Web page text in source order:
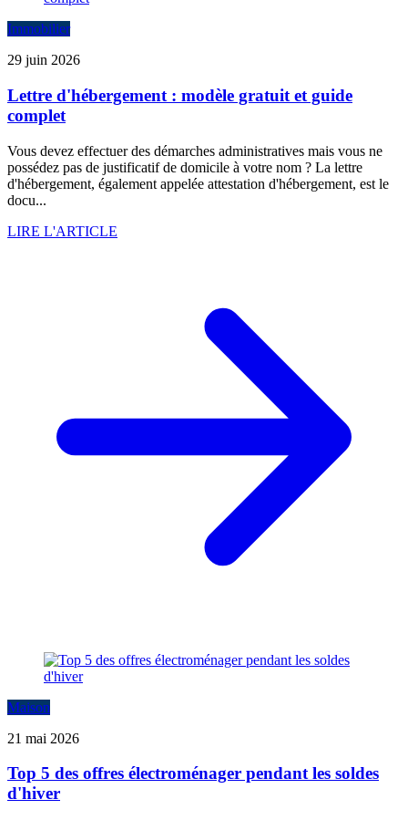
Immobilier
29 juin 2026
Lettre d'hébergement : modèle gratuit et guide
complet
Vous devez effectuer des démarches administratives mais vous ne
possédez pas de justificatif de domicile à votre nom ? La lettre
d'hébergement, également appelée attestation d'hébergement, est le
docu...
LIRE L'ARTICLE
Maison
21 mai 2026
Top 5 des offres électroménager pendant les soldes
d'hiver